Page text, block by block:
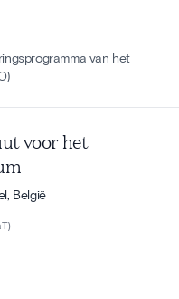
van het
voor het
België